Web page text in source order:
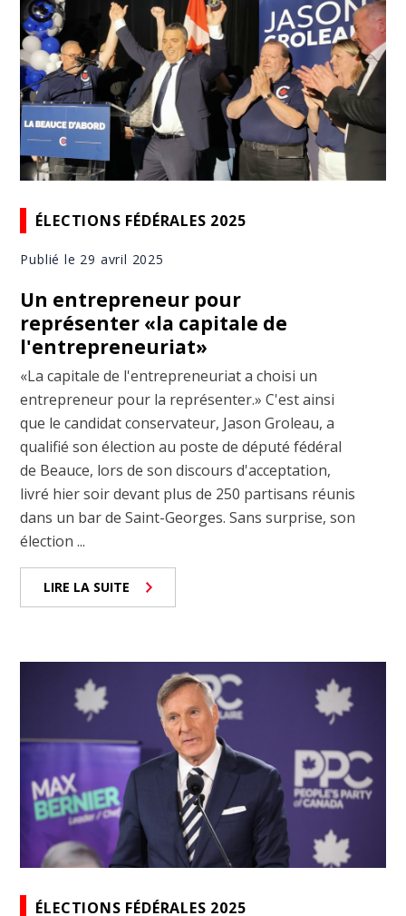
ÉLECTIONS FÉDÉRALES 2025
Publié le 29 avril 2025
Un entrepreneur pour
représenter «la capitale de
l'entrepreneuriat»
«La capitale de l'entrepreneuriat a choisi un
entrepreneur pour la représenter.» C'est ainsi
que le candidat conservateur, Jason Groleau, a
qualifié son élection au poste de député fédéral
de Beauce, lors de son discours d'acceptation,
livré hier soir devant plus de 250 partisans réunis
dans un bar de Saint-Georges. Sans surprise, son
élection ...
LIRE LA SUITE
ÉLECTIONS FÉDÉRALES 2025